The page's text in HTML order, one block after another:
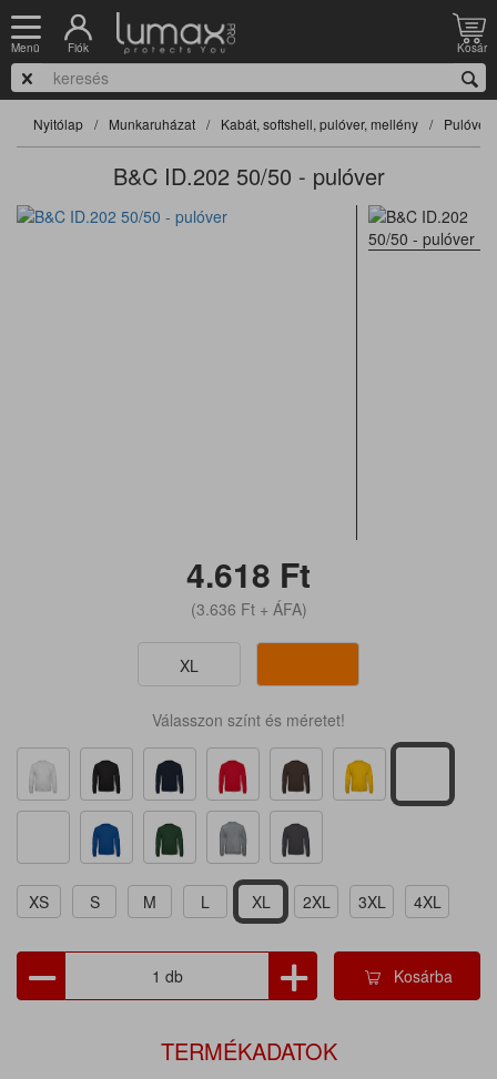
Menü Fiók Kosár
Nyitólap Munkaruházat Kabát, softshell, pulóver, mellény Pulóver
B&C ID.202 50/50 - pulóver
4.618 Ft
(3.636 Ft+ ÁFA)
XL
Válasszon színt és méretet!
XS S M L XL 2XL 3XL 4XL
Kosárba
TERMÉKADATOK